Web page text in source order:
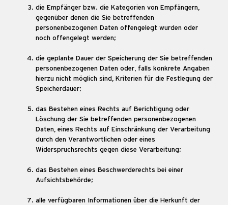
die Empfänger bzw. die Kategorien von Empfängern,
gegenüber denen die Sie betreffenden
personenbezogenen Daten offengelegt wurden oder
noch offengelegt werden;
die geplante Dauer der Speicherung der Sie betreffenden
personenbezogenen Daten oder, falls konkrete Angaben
hierzu nicht möglich sind, Kriterien für die Festlegung der
Speicherdauer;
das Bestehen eines Rechts auf Berichtigung oder
Löschung der Sie betreffenden personenbezogenen
Daten, eines Rechts auf Einschränkung der Verarbeitung
durch den Verantwortlichen oder eines
Widerspruchsrechts gegen diese Verarbeitung;
das Bestehen eines Beschwerderechts bei einer
Aufsichtsbehörde;
alle verfügbaren Informationen über die Herkunft der